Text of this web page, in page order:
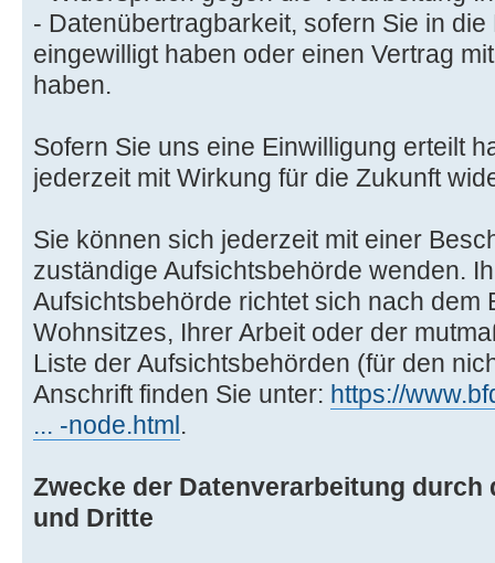
- Datenübertragbarkeit, sofern Sie in
eingewilligt haben oder einen Vertrag
haben.
Sofern Sie uns eine Einwilligung erteilt
jederzeit mit Wirkung für die Zukunft
Sie können sich jederzeit mit einer
zuständige Aufsichtsbehörde wenden.
Aufsichtsbehörde richtet sich nach dem
Wohnsitzes, Ihrer Arbeit oder der
Liste der Aufsichtsbehörden (für den
Anschrift finden Sie unter: https://
... -node.html.
Zwecke der Datenverarbeitung
und Dritte